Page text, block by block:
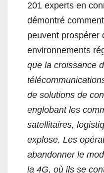
201 experts en
démontré
peuvent prospérer
environnements
que la croissance
de solutions de
englobant les
satellitaires,
explose. Les
abandonner le
la 4G, où ils se